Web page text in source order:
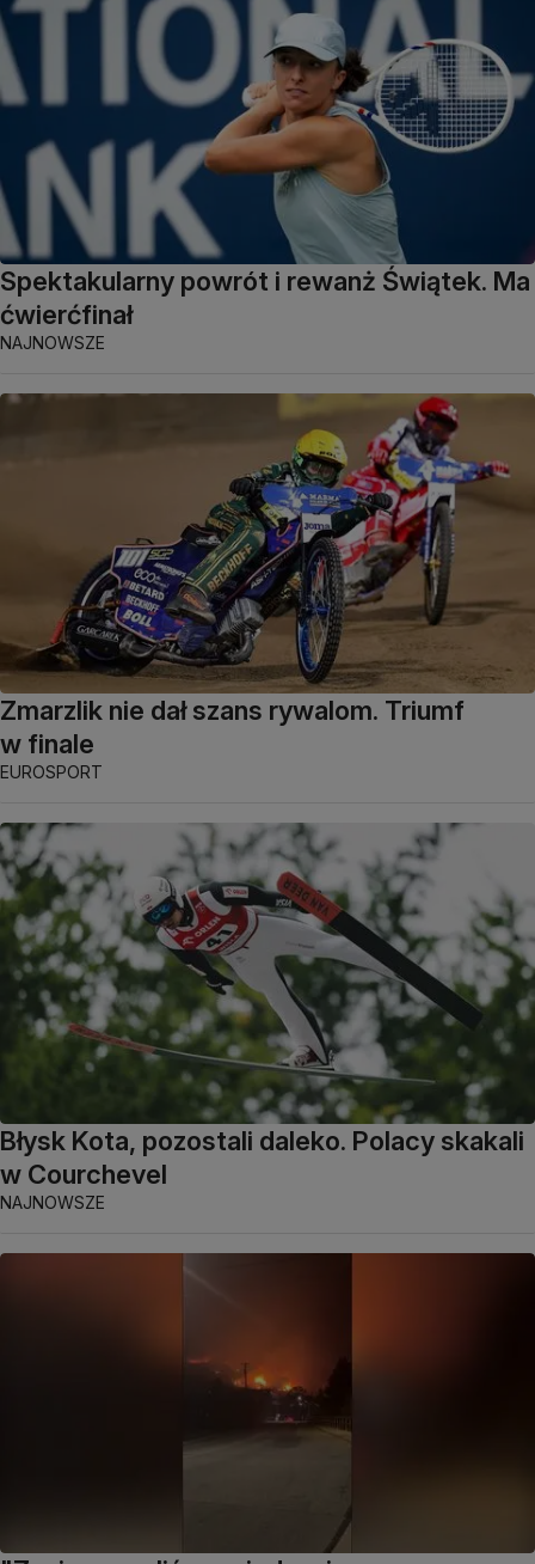
Spektakularny powrót i rewanż Świątek. Ma
ćwierćfinał
NAJNOWSZE
Zmarzlik nie dał szans rywalom. Triumf
w finale
EUROSPORT
Błysk Kota, pozostali daleko. Polacy skakali
w Courchevel
NAJNOWSZE